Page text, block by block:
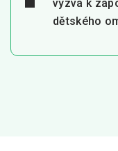
výzva k
dětského